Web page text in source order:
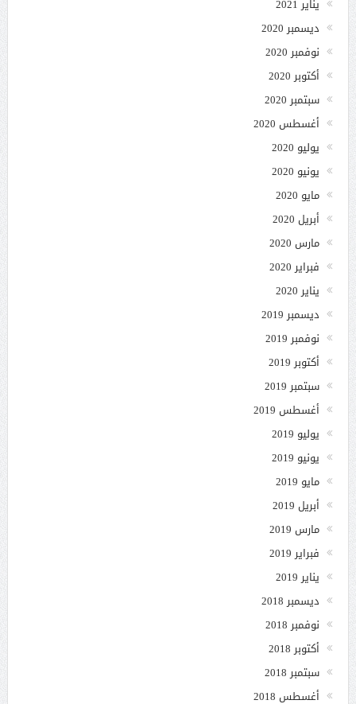
يناير 2021
ديسمبر 2020
نوفمبر 2020
أكتوبر 2020
سبتمبر 2020
أغسطس 2020
يوليو 2020
يونيو 2020
مايو 2020
أبريل 2020
مارس 2020
فبراير 2020
يناير 2020
ديسمبر 2019
نوفمبر 2019
أكتوبر 2019
سبتمبر 2019
أغسطس 2019
يوليو 2019
يونيو 2019
مايو 2019
أبريل 2019
مارس 2019
فبراير 2019
يناير 2019
ديسمبر 2018
نوفمبر 2018
أكتوبر 2018
سبتمبر 2018
أغسطس 2018